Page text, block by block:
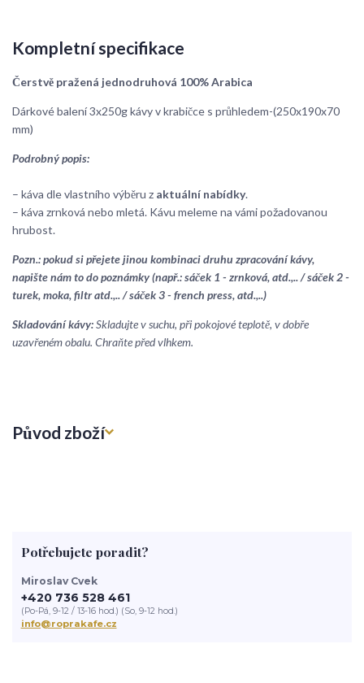
Kompletní specifikace
Čerstvě pražená jednodruhová 100% Arabica
Dárkové balení 3x250g kávy v krabičce s průhledem-(250x190x70
mm)
Podrobný popis:
– káva dle vlastního výběru z aktuální nabídky.
– káva zrnková nebo mletá. Kávu meleme na vámi požadovanou
hrubost.
Pozn.: pokud si přejete jinou kombinaci druhu zpracování kávy,
napište nám to do poznámky (např.: sáček 1 - zrnková, atd.,.. / sáček 2 -
turek, moka, filtr atd.,.. / sáček 3 - french press, atd.,..)
Skladování kávy:Skladujte v suchu, při pokojové teplotě, v dobře
uzavřeném obalu. Chraňte před vlhkem.
Původ zboží
Potřebujete poradit?
Miroslav Cvek
+420 736 528 461
(Po-Pá, 9-12 / 13-16 hod.) (So, 9-12 hod.)
info@roprakafe.cz